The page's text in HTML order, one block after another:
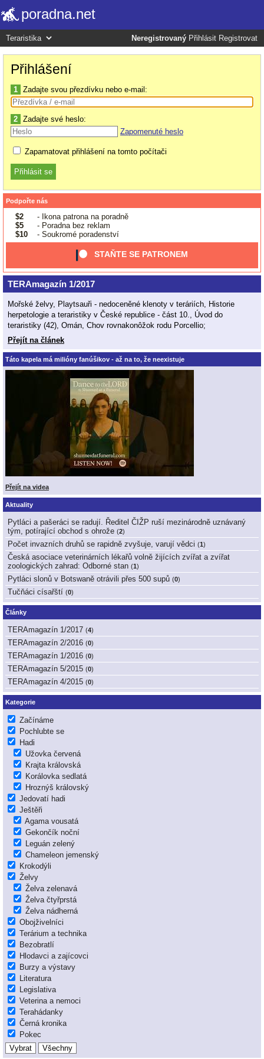
poradna.net
Neregistrovaný Přihlásit Registrovat
Přihlášení
1 Zadajte svou přezdívku nebo e-mail:
2 Zadajte své heslo:
Zapomenuté heslo
Zapamatovat přihlášení na tomto počítači
Podpořte nás
$2
- Ikona patrona na poradně
$5
- Poradna bez reklam
$10
- Soukromé poradenství
STAŇTE SE PATRONEM
TERAmagazín 1/2017
Mořské želvy, Playtsauři - nedoceněné klenoty v teráriích, Historie
herpetologie a teraristiky v České republice - část 10., Úvod do
teraristiky (42), Omán, Chov rovnakonôžok rodu Porcellio;
Přejít na článek
Táto kapela má milióny fanúšikov - až na to, že neexistuje
Přejít na videa
Aktuality
Pytláci a pašeráci se radují. Ředitel ČIŽP ruší mezinárodně uznávaný
tým, potírající obchod s ohrože (2)
Počet invazních druhů se rapidně zvyšuje, varují vědci (1)
Česká asociace veterinárních lékařů volně žijících zvířat a zvířat
zoologických zahrad: Odborné stan (1)
Pytláci slonů v Botswaně otrávili přes 500 supů (0)
Tučňáci císařští (0)
Články
TERAmagazín 1/2017 (4)
TERAmagazín 2/2016 (0)
TERAmagazín 1/2016 (0)
TERAmagazín 5/2015 (0)
TERAmagazín 4/2015 (0)
Kategorie
Začínáme
Pochlubte se
Hadi
Užovka červená
Krajta královská
Korálovka sedlatá
Hroznýš královský
Jedovatí hadi
Ještěři
Agama vousatá
Gekončík noční
Leguán zelený
Chameleon jemenský
Krokodýli
Želvy
Želva zelenavá
Želva čtyřprstá
Želva nádherná
Obojživelníci
Terárium a technika
Bezobratlí
Hlodavci a zajícovci
Burzy a výstavy
Literatura
Legislativa
Veterina a nemoci
Terahádanky
Černá kronika
Pokec